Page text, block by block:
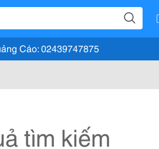
Cáo: 02439747875
tìm kiếm